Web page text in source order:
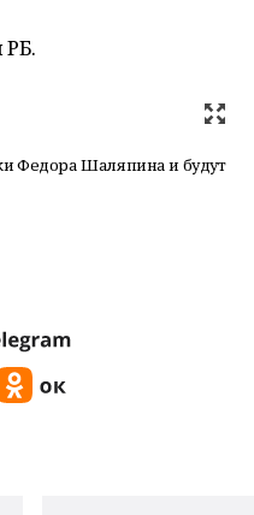
РБ.
Федора Шаляпина и будут